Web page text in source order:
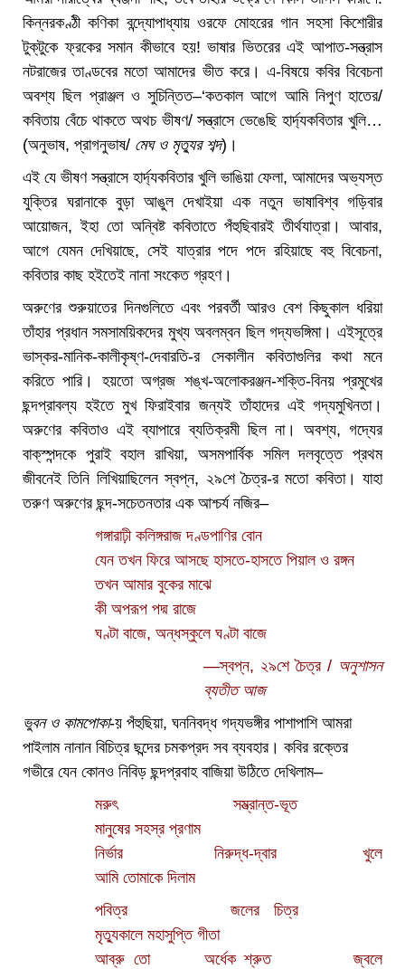
কিন্নরকণ্ঠী কণিকা বন্দ্যোপাধ্যায় ওরফে মোহরের গান সহসা কিশোরীর
টুক্‌টুকে ফ্রকের সমান কীভাবে হয়! ভাষার ভিতরের এই আপাত-সন্ত্রাস
নটরাজের তাণ্ডবের মতো আমাদের ভীত করে। এ-বিষয়ে কবির বিবেচনা
অবশ্য ছিল প্রাঞ্জল ও সুচিন্তিত–‘কতকাল আগে আমি নিপুণ হাতের/
কবিতায় বেঁচে থাকতে অথচ ভীষণ/ সন্ত্রাসে ভেঙেছি হার্দ্যকবিতার খুলি…
(অনুভাষ, প্রাগনুভাষ/ মেঘ ও মৃত্যুর শব্দ)।
এই যে ভীষণ সন্ত্রাসে হার্দ্যকবিতার খুলি ভাঙিয়া ফেলা, আমাদের অভ্যস্ত
যুক্তির ঘরানাকে বুড়া আঙুল দেখাইয়া এক নতুন ভাষাবিশ্ব গড়িবার
আয়োজন, ইহা তো অন্বিষ্ট কবিতাতে পঁহুছিবারই তীর্থযাত্রা। আবার,
আগে যেমন দেখিয়াছে, সেই যাত্রার পদে পদে রহিয়াছে বহু বিবেচনা,
কবিতার কাছ হইতেই নানা সংকেত গ্রহণ।
অরুণের শুরুয়াতের দিনগুলিতে এবং পরবর্তী আরও বেশ কিছুকাল ধরিয়া
তাঁহার প্রধান সমসাময়িকদের মুখ্য অবলম্বন ছিল গদ্যভঙ্গিমা। এইসূত্রে
ভাস্কর-মানিক-কালীকৃষ্ণ-দেবারতি-র সেকালীন কবিতাগুলির কথা মনে
করিতে পারি। হয়তো অগ্রজ শঙ্খ-অলোকরঞ্জন-শক্তি-বিনয় প্রমুখের
ছন্দপ্রাবল্য হইতে মুখ ফিরাইবার জন্যই তাঁহাদের এই গদ্যমুখিনতা।
অরুণের কবিতাও এই ব্যাপারে ব্যতিক্রমী ছিল না। অবশ্য, গদ্যের
বাক্‌স্পন্দকে পুরাই বহাল রাখিয়া, অসমপার্বিক সমিল দলবৃত্তে প্রথম
জীবনেই তিনি লিখিয়াছিলেন স্বপ্ন, ২৯শে চৈত্র-র মতো কবিতা। যাহা
তরুণ অরুণের ছন্দ-সচেতনতার এক আশ্চর্য নজির–
গঙ্গারাঢ়ী কলিঙ্গরাজ দণ্ডপাণির বোন
যেন তখন ফিরে আসছে হাসতে-হাসতে পিয়াল ও রঙ্গন
তখন আমার বুকের মাঝে
কী অপরূপ পদ্ম রাজে
ঘণ্টা বাজে, অন্ধস্কুলে ঘণ্টা বাজে
—স্বপ্ন, ২৯শে চৈত্র / অনুশাসন
ব্যতীত আজ
ভুবন ও কামপোকা-য় পঁহুছিয়া, ঘননিবদ্ধ গদ্যভঙ্গীর পাশাপাশি আমরা
পাইলাম নানান বিচিত্র ছন্দের চমকপ্রদ সব ব্যবহার। কবির রক্তের
গভীরে যেন কোনও নিবিড় ছন্দপ্রবাহ বাজিয়া উঠিতে দেখিলাম–
মরুৎ……………. সম্ভ্রান্ত-ভূত
মানুষের সহস্র প্রণাম
নির্ভার………….. নিরুদ্ধ-দ্বার………….
খুলে
আমি তোমাকে দিলাম
পবিত্র………….. জলের চিত্র………….
মৃত্যুকালে মহাসুপ্তি গীতা
আব্রু তো……. অর্ধেক শ্রুত
জ্বলে